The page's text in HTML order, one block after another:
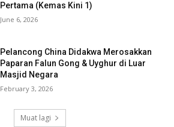
Pertama (Kemas Kini 1)
June 6, 2026
Pelancong China Didakwa Merosakkan
Paparan Falun Gong & Uyghur di Luar
Masjid Negara
February 3, 2026
Muat lagi